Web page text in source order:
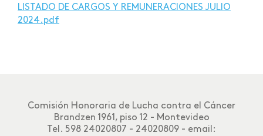
LISTADO DE CARGOS Y REMUNERACIONES JULIO
2024.pdf
Comisión Honoraria de Lucha contra el Cáncer
Brandzen 1961, piso 12 - Montevideo
Tel. 598 24020807 - 24020809 - email: